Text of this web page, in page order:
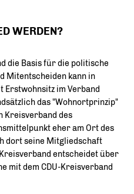
WERDEN?
die Basis für die politische
Mitentscheiden kann in
Erstwohnsitz im Verband
das "Wohnortprinzip"
Kreisverband des
eher am Ort des
dort seine Mitgliedschaft
entscheidet über
mit dem CDU-Kreisverband